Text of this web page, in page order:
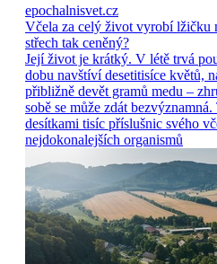
epochalnisvet.cz
Včela za celý život vyrobí lžičku
střech tak ceněný?
Její život je krátký. V létě trvá
dobu navštíví desetitisíce květů,
přibližně devět gramů medu –
sobě se může zdát
desítkami tisíc příslušnic svého
nejdokonalejších organismů